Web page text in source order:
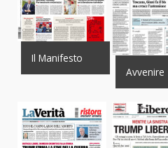
Il Manifesto
Avvenire